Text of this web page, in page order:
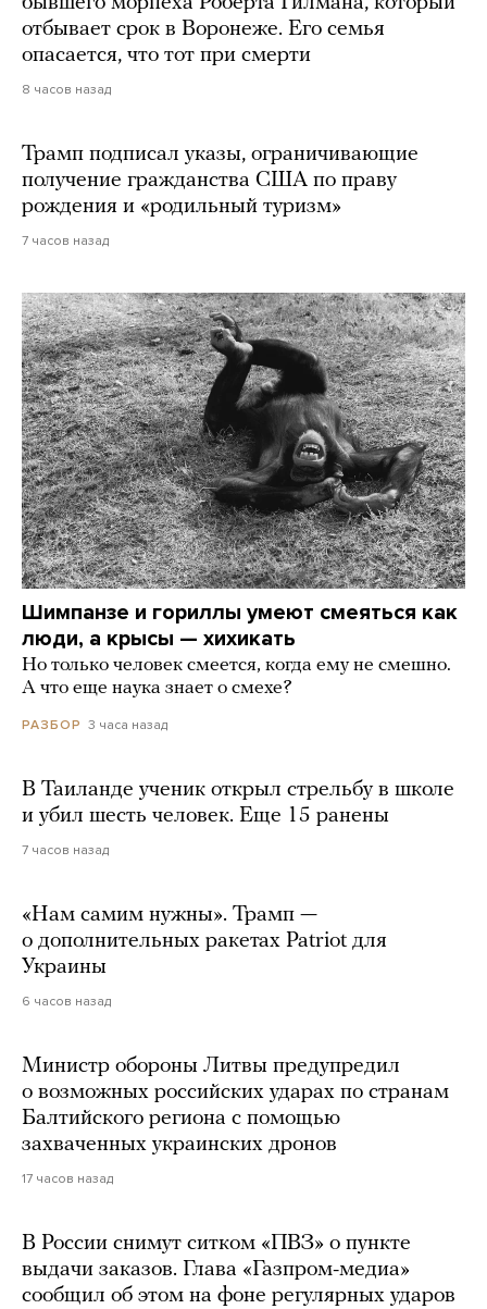
отбывает срок в Воронеже. Его семья
опасается, что тот при смерти
8 часов назад
Трамп подписал указы, ограничивающие
получение гражданства США по праву
рождения и «родильный туризм»
7 часов назад
Шимпанзе и гориллы умеют смеяться как
люди, а крысы — хихикать
Но только человек смеется, когда ему не смешно.
А что еще наука знает о смехе?
РАЗБОР 3 часа назад
В Таиланде ученик открыл стрельбу в школе
и убил шесть человек. Еще 15 ранены
7 часов назад
«Нам самим нужны». Трамп —
о дополнительных ракетах Patriot для
Украины
6 часов назад
Министр обороны Литвы предупредил
о возможных российских ударах по странам
Балтийского региона с помощью
захваченных украинских дронов
17 часов назад
В России снимут ситком «ПВЗ» о пункте
выдачи заказов. Глава «Газпром-медиа»
сообщил об этом на фоне регулярных ударов